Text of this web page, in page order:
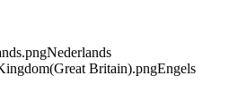
Nederlands
Engels